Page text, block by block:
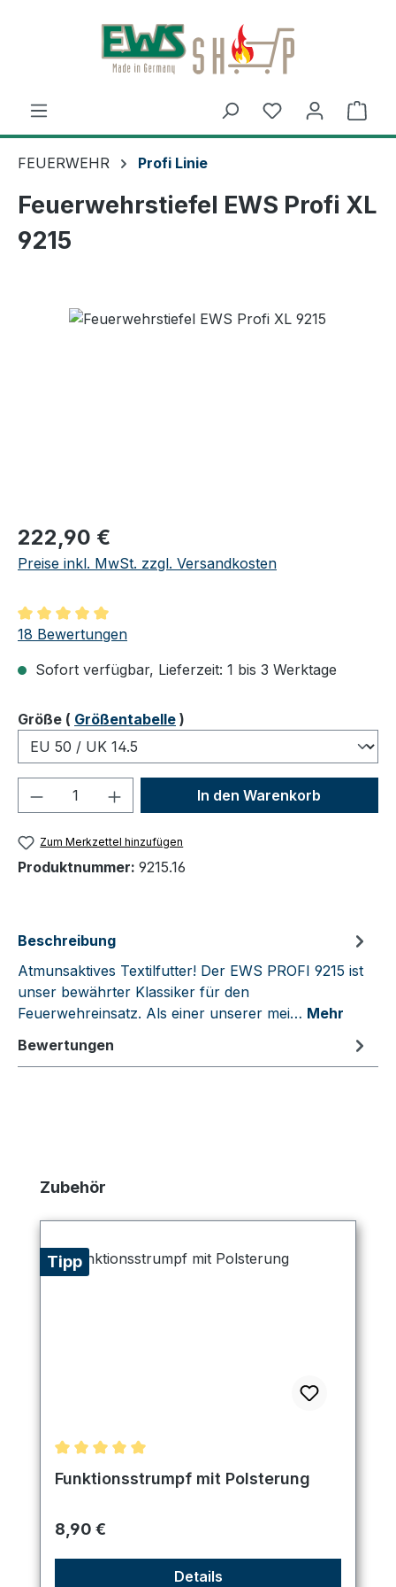
Zum Hauptinhalt springen
FEUERWEHR Profi Linie
Feuerwehrstiefel EWS Profi XL
9215
Regulärer Preis:
222,90 €
Preise inkl. MwSt. zzgl. Versandkosten
Durchschnittliche Bewertung von 5 von 5 Sternen
18 Bewertungen
Sofort verfügbar, Lieferzeit: 1 bis 3 Werktage
Größeauswählen
( Größentabelle )
Produkt Anzahl: Gib denIn den Warenkorb
Zum Merkzettel hinzufügen
Produktnummer: 9215.16
Beschreibung
Atmunsaktives Textilfutter! Der EWS PROFI 9215 ist
unser bewährter Klassiker für den
Feuerwehreinsatz. Als einer unserer mei… Mehr
Bewertungen
Produktgalerie überspringen
Zubehör
Tipp
Durchschnittliche Bewertung von 5 von 5 Sternen
Funktionsstrumpf mit Polsterung
Regulärer Preis:
8,90 €
Details